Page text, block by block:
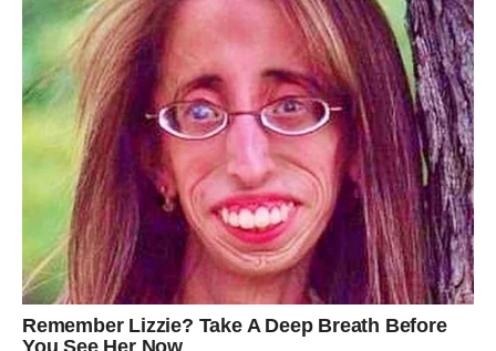
Poruka sudbine: Pravi put je onaj gde se razum i srce
slažu.
VAGA – Harmonija i romantični
susreti
Vikend nosi romantičnu energiju. Moguć je susret koji
deluje sudbinski.
Ako ste u vezi, dolazi obnova nežnosti. Nedelja donosi
balans i osećaj sigurnosti.